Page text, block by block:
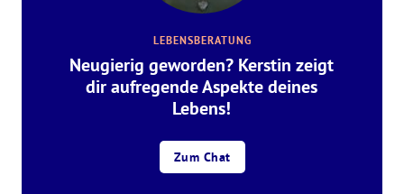
LEBENSBERATUNG
Neugierig geworden? Kerstin zeigt
dir aufregende Aspekte deines
Lebens!
Zum Chat